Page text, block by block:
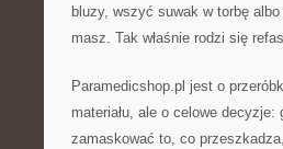
bluzy, wszyć suwak w torbę
masz. Tak właśnie rodzi się
Paramedicshop.pl jest o
materiału, ale o celowe
zamaskować to, co